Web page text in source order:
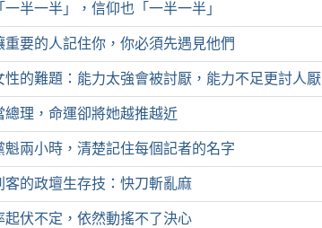
半一半」，信仰也「一半一半」
重要的人記住你，你必須先遇見他們
性的難題：能力太強會被討厭，能力不足更討人厭
總理，命運卻將她越推越近
魁兩小時，清楚記住每個記者的名字
客的政壇生存技：快刀斬亂麻
起伏不定，依然動搖不了決心